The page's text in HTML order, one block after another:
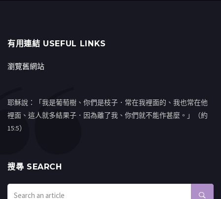
有用連結 USEFUL LINKS
瀏覽舊網站
耶穌說：「我是葡萄樹、你們是枝子．常在我裡面的、我也常在他
裡面、這人就多結果子．因為離了我、你們就不能作甚麼。」（約
15:5）
搜㝷 SEARCH